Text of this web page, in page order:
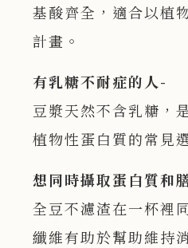
基酸齊全，適合以植
計畫。
有乳糖不耐症的人-
豆漿天然不含乳糖，
植物性蛋白質的常見
想同時攝取蛋白質和
全豆不濾渣在一杯裡
纖維有助於幫助維持